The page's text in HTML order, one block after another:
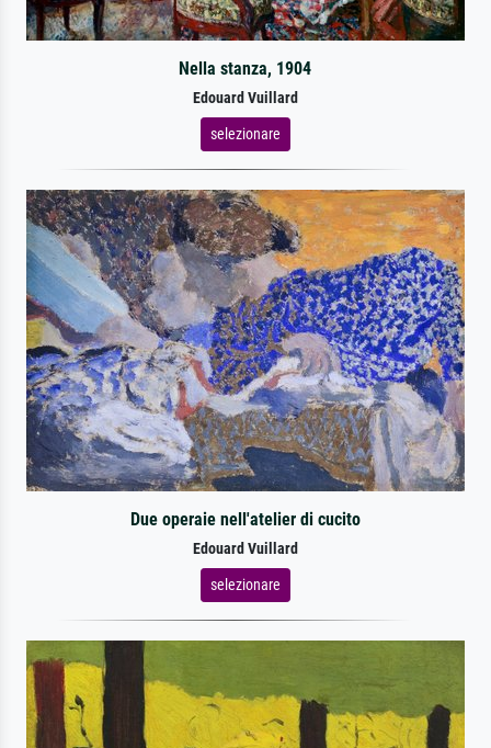
Nella stanza, 1904
Edouard Vuillard
selezionare
Due operaie nell'atelier di cucito
Edouard Vuillard
selezionare